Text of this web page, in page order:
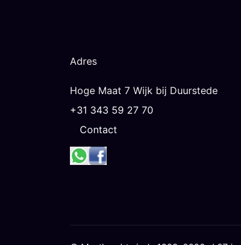
Adres
Hoge Maat 7 Wijk bij Duurstede
+31 343 59 27 70
Contact